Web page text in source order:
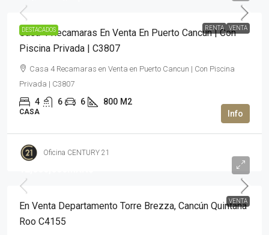
DESTACADOS RENTA VENTA
Casa 4 Recamaras En Venta En Puerto Cancun | Con
Piscina Privada | C3807
Casa 4 Recamaras en Venta en Puerto Cancun | Con Piscina
Privada | C3807
4 6 6 800 M2
CASA
Oficina CENTURY 21
VENTA
En Venta Departamento Torre Brezza, Cancún Quintana
Roo C4155